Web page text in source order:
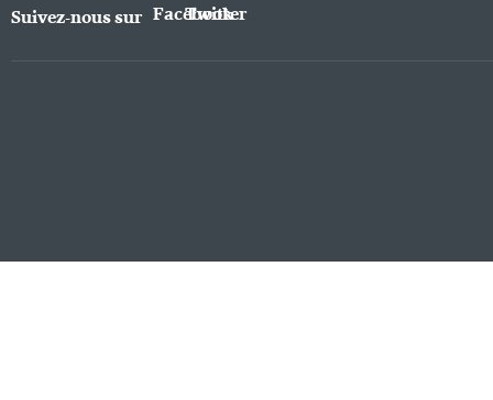
Suivez-nous sur Facebook
Twitter